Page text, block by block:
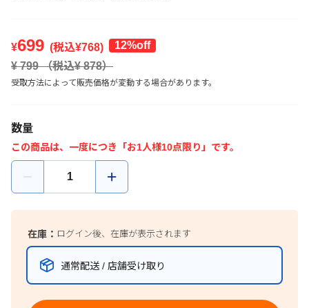
¥699 (税込¥768)
12%off
¥ 799（税込¥878）
受取方法によって販売価格が変動する場合があります。
数量
この商品は、一度につき「お1人様10点限り」です。
在庫： ログイン後、在庫が表示されます
通常配送 / 店舗受け取り